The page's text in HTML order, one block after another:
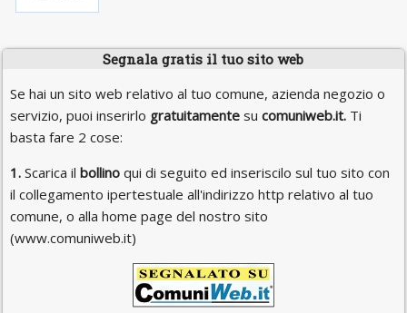
Segnala gratis il tuo sito web
Se hai un sito web relativo al tuo comune, azienda negozio o
servizio, puoi inserirlo gratuitamentesu comuniweb.it.Ti
basta fare 2 cose:
1.Scarica il bollinoqui di seguito ed inseriscilo sul tuo sito con
il collegamento ipertestuale all'indirizzo http relativo al tuo
comune, o alla home page del nostro sito
(www.comuniweb.it)